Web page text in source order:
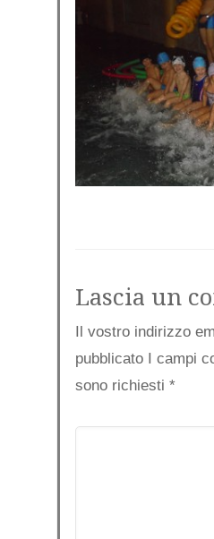
Lascia un
Il vostro indirizzo
pubblicato I campi
sono richiesti *